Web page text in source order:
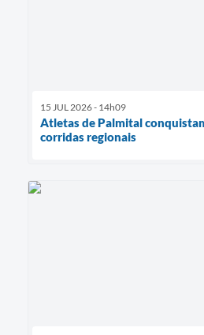
15 JUL 2026 - 14h09
Atletas de Palmital
corridas regionais